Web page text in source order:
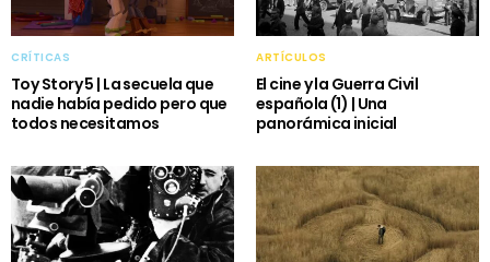
CRÍTICAS
Toy Story 5 | La secuela que
nadie había pedido pero que
todos necesitamos
ARTÍCULOS
El cine y la Guerra Civil
española (1) | Una
panorámica inicial